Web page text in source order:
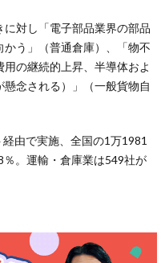
対し「電子部品業界の部品
う」（普通倉庫）、「物不
の継続的上昇、半導体およ
念される）」（一般貨物自
由で実施、全国の1万1981
。運輸・倉庫業は549社が